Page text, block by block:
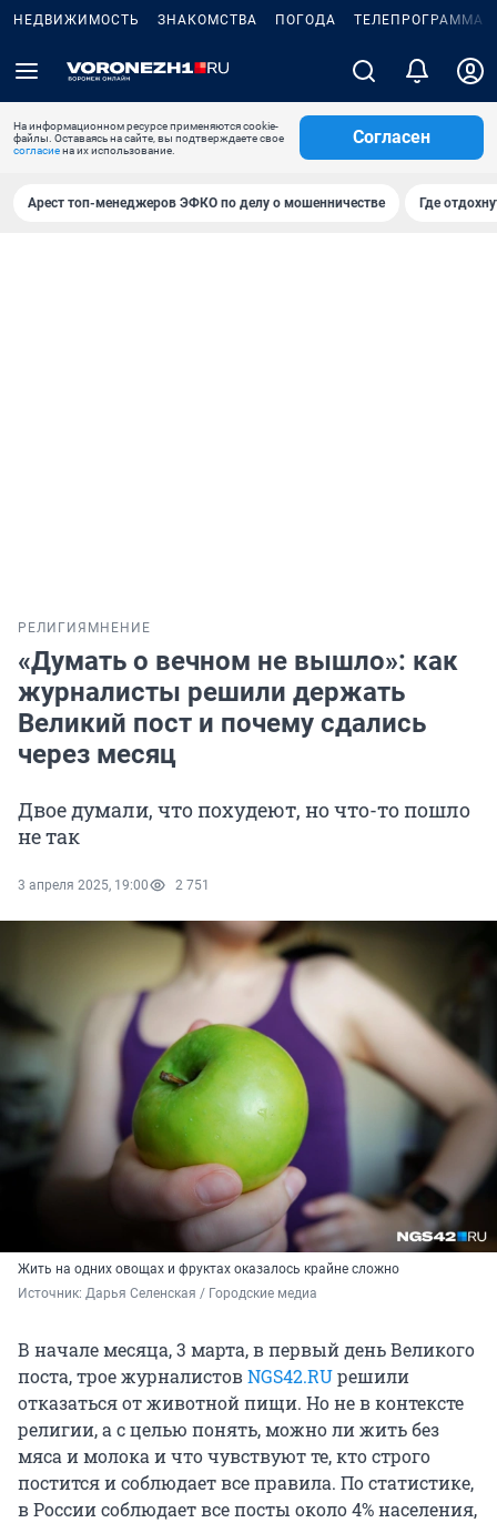
НЕДВИЖИМОСТЬ ЗНАКОМСТВА ПОГОДА ТЕЛЕПРОГРАММА
На информационном ресурсе применяются cookie-
файлы. Оставаясь на сайте, вы подтверждаете свое
согласиена их использование.
Согласен
Арест топ-менеджеров ЭФКО по делу о мошенничестве Где
РЕЛИГИЯ МНЕНИЕ
«Думать о вечном не вышло»: как
журналисты решили держать
Великий пост и почему сдались
через месяц
Двое думали, что похудеют, но что-то пошло
не так
3 апреля 2025, 19:00 2 751
Жить на одних овощах и фруктах оказалось крайне сложно
Источник: Дарья Селенская / Городские медиа
В начале месяца, 3 марта, в первый день Великого
поста, трое журналистовNGS42.RUрешили
отказаться от животной пищи. Но не в контексте
религии, а с целью понять, можно ли жить без
мяса и молока и что чувствуют те, кто строго
постится и соблюдает все правила. По статистике,
в России соблюдает все посты около 4% населения,